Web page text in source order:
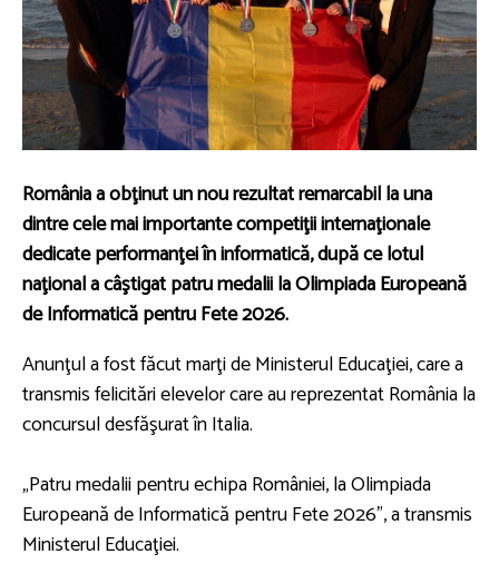
România a obţinut un nou rezultat remarcabil la una
dintre cele mai importante competiţii internaţionale
dedicate performanţei în informatică, după ce lotul
naţional a câştigat patru medalii la Olimpiada Europeană
de Informatică pentru Fete 2026.
Anunţul a fost făcut marţi de Ministerul Educaţiei, care a
transmis felicitări elevelor care au reprezentat România la
concursul desfăşurat în Italia.
„Patru medalii pentru echipa României, la Olimpiada
Europeană de Informatică pentru Fete 2026”, a transmis
Ministerul Educaţiei.